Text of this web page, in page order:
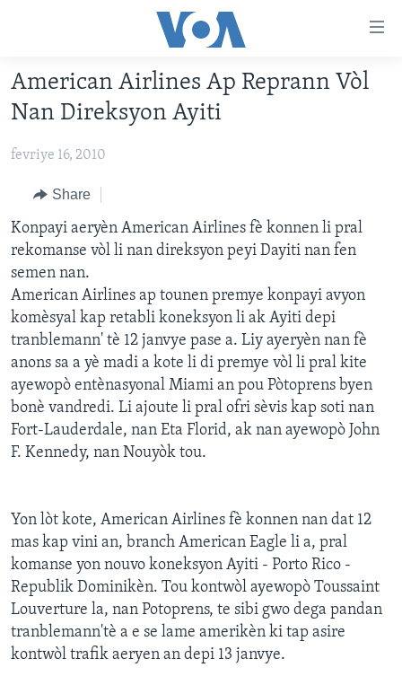
Skip
to
main
Skip
Navigation
Skip
to
Search
AMERIK LATIN
ENTÈNASYONAL
VIDEO
FLASHPOINT IKRÈN
Learning English
Languages
American Airlines Ap Reprann Vòl
Nan Direksyon Ayiti
fevriye 16, 2010
Share
Konpayi aeryèn American Airlines fè konnen li pral
rekomanse vòl li nan direksyon peyi Dayiti nan fen
semen nan.
American Airlines ap tounen premye konpayi avyon
komèsyal kap retabli koneksyon li ak Ayiti depi
tranblemann' tè 12 janvye pase a. Liy ayeryèn nan fè
anons sa a yè madi a kote li di premye vòl li pral kite
ayewopò entènasyonal Miami an pou Pòtoprens byen
bonè vandredi. Li ajoute li pral ofri sèvis kap soti nan
Fort-Lauderdale, nan Eta Florid, ak nan ayewopò John
F. Kennedy, nan Nouyòk tou.
Yon lòt kote, American Airlines fè konnen nan dat 12
mas kap vini an, branch American Eagle li a, pral
komanse yon nouvo koneksyon Ayiti - Porto Rico -
Republik Dominikèn. Tou kontwòl ayewopò Toussaint
Louverture la, nan Potoprens, te sibi gwo dega pandan
tranblemann'tè a e se lame amerikèn ki tap asire
kontwòl trafik aeryen an depi 13 janvye.